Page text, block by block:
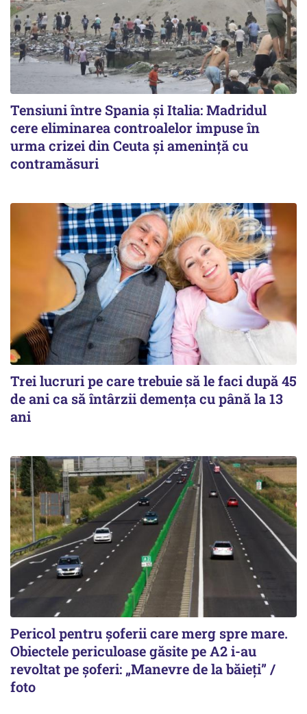
Tensiuni între Spania și Italia: Madridul
cere eliminarea controalelor impuse în
urma crizei din Ceuta și amenință cu
contramăsuri
Trei lucruri pe care trebuie să le faci după 45
de ani ca să întârzii demența cu până la 13
ani
Pericol pentru șoferii care merg spre mare.
Obiectele periculoase găsite pe A2 i-au
revoltat pe șoferi: „Manevre de la băieți” /
foto